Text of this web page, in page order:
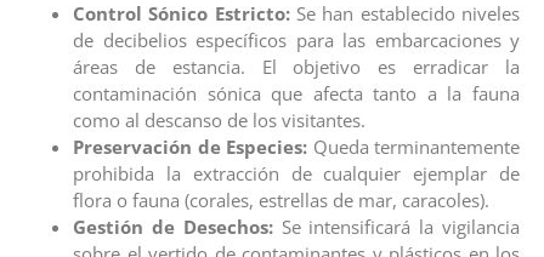
Control Sónico Estricto:Se han establecido niveles
de decibelios específicos para las embarcaciones y
áreas de estancia. El objetivo es erradicar la
contaminación sónica que afecta tanto a la fauna
como al descanso de los visitantes.
Preservación de Especies: Queda terminantemente
prohibida la extracción de cualquier ejemplar de
flora o fauna (corales, estrellas de mar, caracoles).
Gestión de Desechos:Se intensificará la vigilancia